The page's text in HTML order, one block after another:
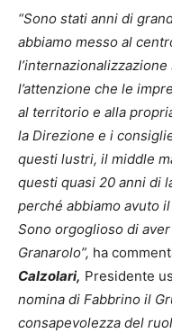
“Sono stati anni di
abbiamo messo al
l’attenzione che le
al territorio e alla
la Direzione e i
questi lustri, il middle
questi quasi 20 anni di
perché abbiamo avuto
Sono orgoglioso di
Granarolo”, ha
Calzolari, Presidente
nomina di Fabbrino il
consapevolezza del